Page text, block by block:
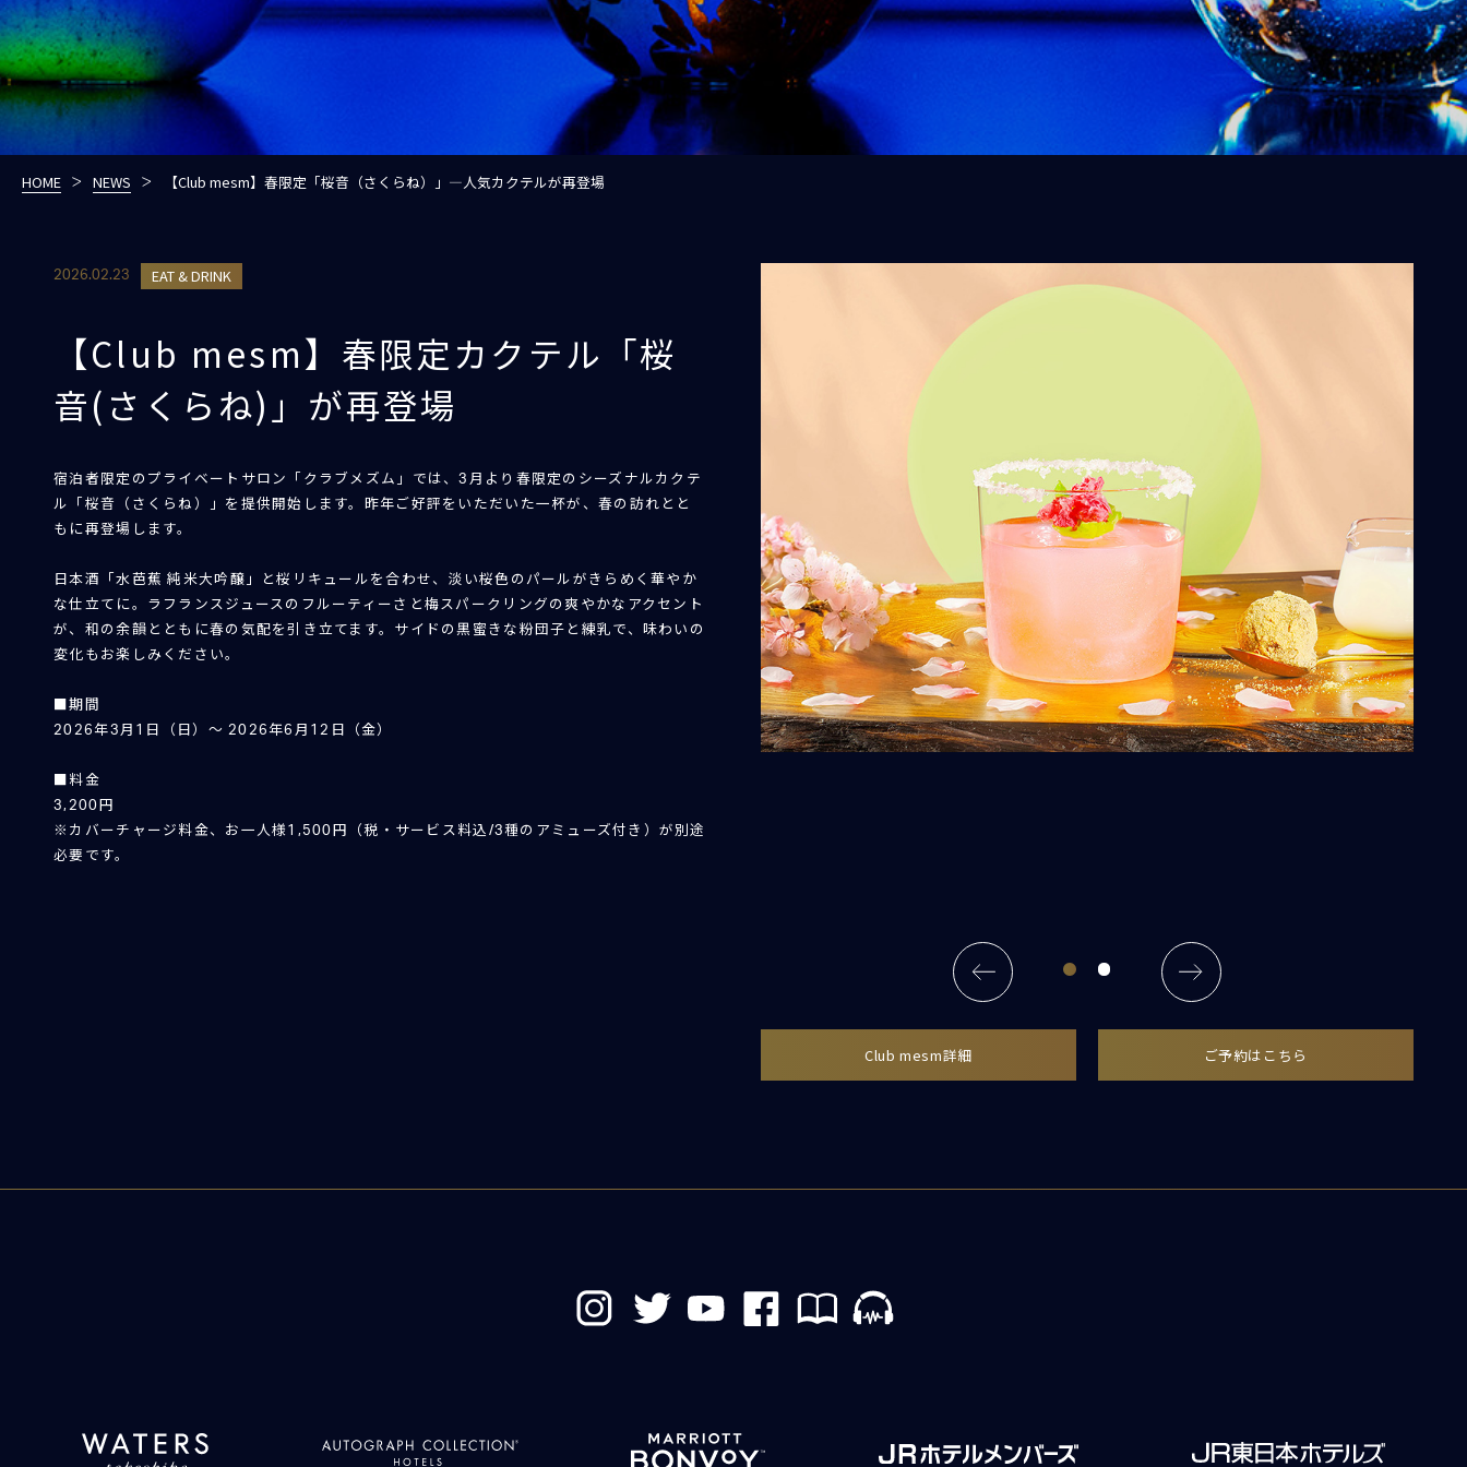
HOME NEWS 【Club mesm】春限定「桜音（さくらね）」—人気カクテルが再登場
2026.02.23 EAT & DRINK
【Club mesm】春限定カクテル「桜
音(さくらね)」が再登場
宿泊者限定のプライベートサロン「クラブメズム」では、3月より春限定のシーズナルカクテ
ル「桜音（さくらね）」を提供開始します。昨年ご好評をいただいた一杯が、春の訪れとと
もに再登場します。
日本酒「水芭蕉 純米大吟醸」と桜リキュールを合わせ、淡い桜色のパールがきらめく華やか
な仕立てに。ラフランスジュースのフルーティーさと梅スパークリングの爽やかなアクセント
が、和の余韻とともに春の気配を引き立てます。サイドの黒蜜きな粉団子と練乳で、味わいの
変化もお楽しみください。
■期間
2026年3月1日（日）〜 2026年6月12日（金）
■料金
3,200円
※カバーチャージ料金、お一人様1,500円（税・サービス料込/3種のアミューズ付き）が別途
必要です。
Club mesm詳細 ご予約はこちら